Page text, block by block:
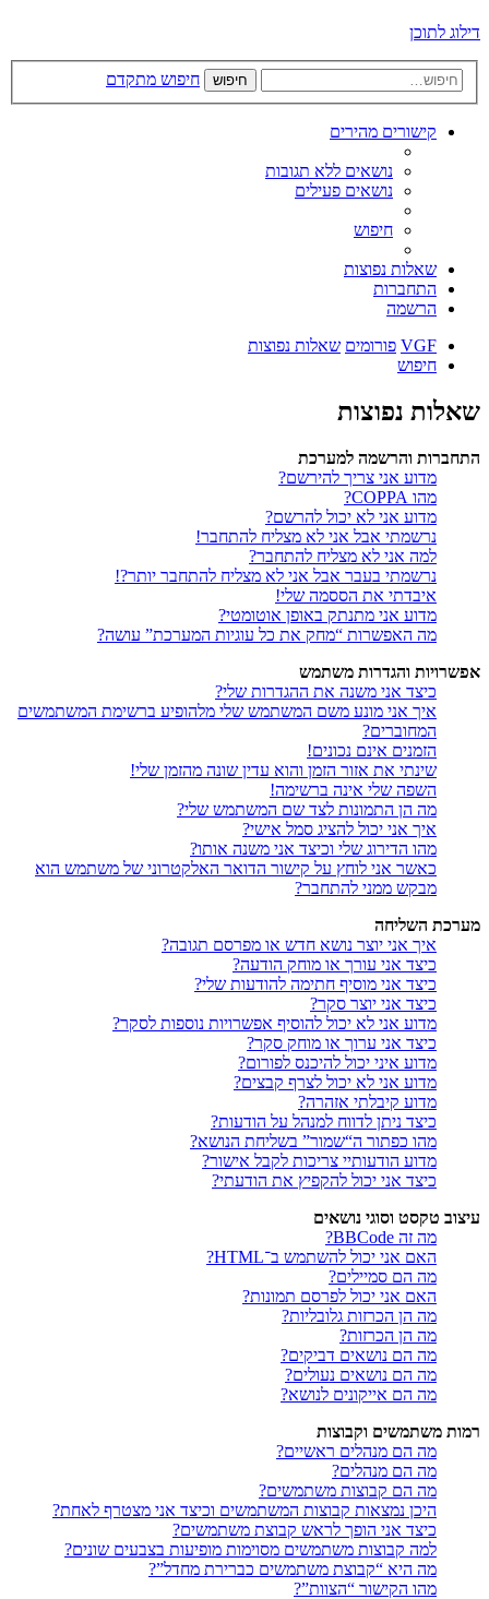
דילוג לתוכן
חיפוש חיפוש מתקדם
קישורים מהירים
נושאים ללא תגובות
נושאים פעילים
חיפוש
שאלות נפוצות
התחברות
הרשמה
VGF פורומים שאלות נפוצות
חיפוש
שאלות נפוצות
התחברות והרשמה למערכת
מדוע אני צריך להירשם?
מהו COPPA?
מדוע אני לא יכול להרשם?
נרשמתי אבל אני לא מצליח להתחבר!
למה אני לא מצליח להתחבר?
נרשמתי בעבר אבל אני לא מצליח להתחבר יותר?!
איבדתי את הססמה שלי!
מדוע אני מתנתק באופן אוטומטי?
מה האפשרות “מחק את כל עוגיות המערכת” עושה?
אפשרויות והגדרות משתמש
כיצד אני משנה את ההגדרות שלי?
איך אני מונע משם המשתמש שלי מלהופיע ברשימת המשתמשים
המחוברים?
הזמנים אינם נכונים!
שינתי את אזור הזמן והוא עדין שונה מהזמן שלי!
השפה שלי אינה ברשימה!
מה הן התמונות לצד שם המשתמש שלי?
איך אני יכול להציג סמל אישי?
מהו הדירוג שלי וכיצד אני משנה אותו?
כאשר אני לוחץ על קישור הדואר האלקטרוני של משתמש הוא
מבקש ממני להתחבר?
מערכת השליחה
איך אני יוצר נושא חדש או מפרסם תגובה?
כיצד אני עורך או מוחק הודעה?
כיצד אני מוסיף חתימה להודעות שלי?
כיצד אני יוצר סקר?
מדוע אני לא יכול להוסיף אפשרויות נוספות לסקר?
כיצד אני ערוך או מוחק סקר?
מדוע איני יכול להיכנס לפורום?
מדוע אני לא יכול לצרף קבצים?
מדוע קיבלתי אזהרה?
כיצד ניתן לדווח למנהל על הודעות?
מהו כפתור ה“שמור” בשליחת הנושא?
מדוע הודעותיי צריכות לקבל אישור?
כיצד אני יכול להקפיץ את הודעתי?
עיצוב טקסט וסוגי נושאים
מה זה BBCode?
האם אני יכול להשתמש ב־HTML?
מה הם סמיילים?
האם אני יכול לפרסם תמונות?
מה הן הכרזות גלובליות?
מה הן הכרזות?
מה הם נושאים דביקים?
מה הם נושאים נעולים?
מה הם אייקונים לנושא?
רמות משתמשים וקבוצות
מה הם מנהלים ראשיים?
מה הם מנהלים?
מה הם קבוצות משתמשים?
היכן נמצאות קבוצות המשתמשים וכיצד אני מצטרף לאחת?
כיצד אני הופך לראש קבוצת משתמשים?
למה קבוצות משתמשים מסוימות מופיעות בצבעים שונים?
מה היא “קבוצת משתמשים כברירת מחדל”?
מהו הקישור “הצוות”?